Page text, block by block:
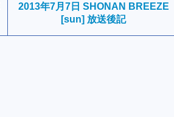
2013年7月7日 SHONAN BREEZE
[sun] 放送後記